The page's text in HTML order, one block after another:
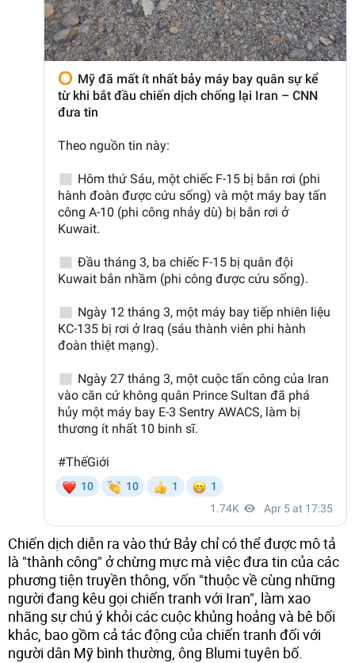
Chiến dịch diễn ra vào thứ Bảy chỉ có thể được mô tả
là "thành công" ở chừng mực mà việc đưa tin của các
phương tiện truyền thông, vốn "thuộc về cùng những
người đang kêu gọi chiến tranh với Iran", làm xao
nhãng sự chú ý khỏi các cuộc khủng hoảng và bê bối
khác, bao gồm cả tác động của chiến tranh đối với
người dân Mỹ bình thường, ông Blumi tuyên bố.